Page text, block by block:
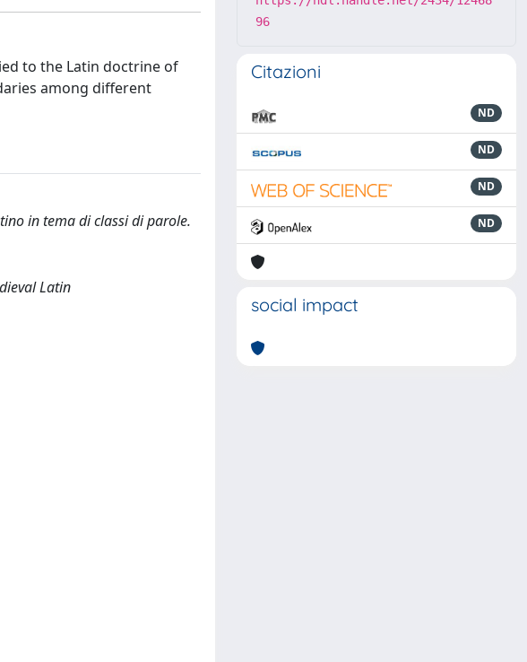
to the Latin doctrine of
among different
in tema di classi di parole.
Latin
96
Citazioni
ND
ND
ND
ND
social impact